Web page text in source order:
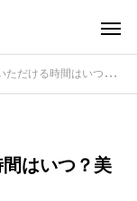
つ？美しい竹林の庭園を眺めた後に
はいつ？美